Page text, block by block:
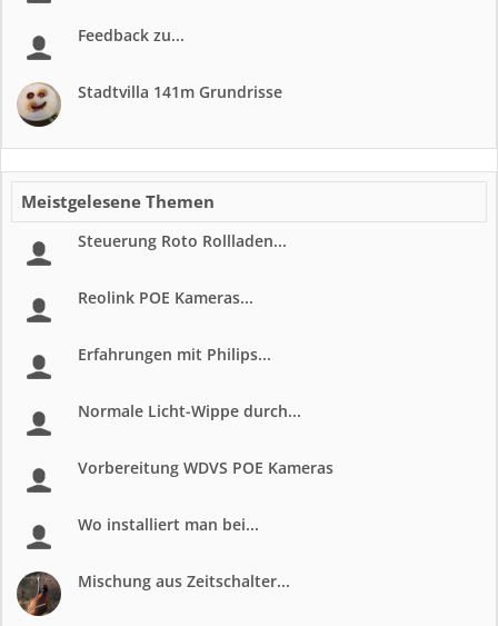
Feedback zu...
Stadtvilla 141m Grundrisse
Meistgelesene Themen
Steuerung Roto Rollladen...
Reolink POE Kameras...
Erfahrungen mit Philips...
Normale Licht-Wippe durch...
Vorbereitung WDVS POE Kameras
Wo installiert man bei...
Mischung aus Zeitschalter...